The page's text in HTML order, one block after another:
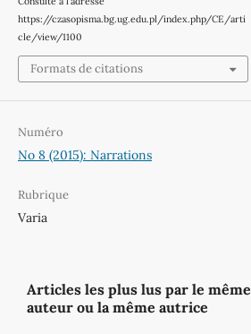
https://czasopisma.bg.ug.edu.pl/index.php/CE/arti
cle/view/1100
Formats de citations
Numéro
No 8 (2015): Narrations
Rubrique
Varia
Articles les plus lus par le même
auteur ou la même autrice